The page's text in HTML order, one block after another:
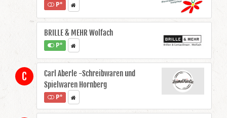
P°
BRILLE & MEHR Wolfach
P°
C
Carl Aberle -Schreibwaren und
Spielwaren Hornberg
P°